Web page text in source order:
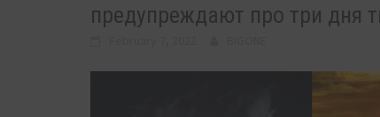
предупреждают про три дня